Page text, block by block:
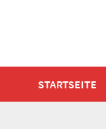
STARTSEITE